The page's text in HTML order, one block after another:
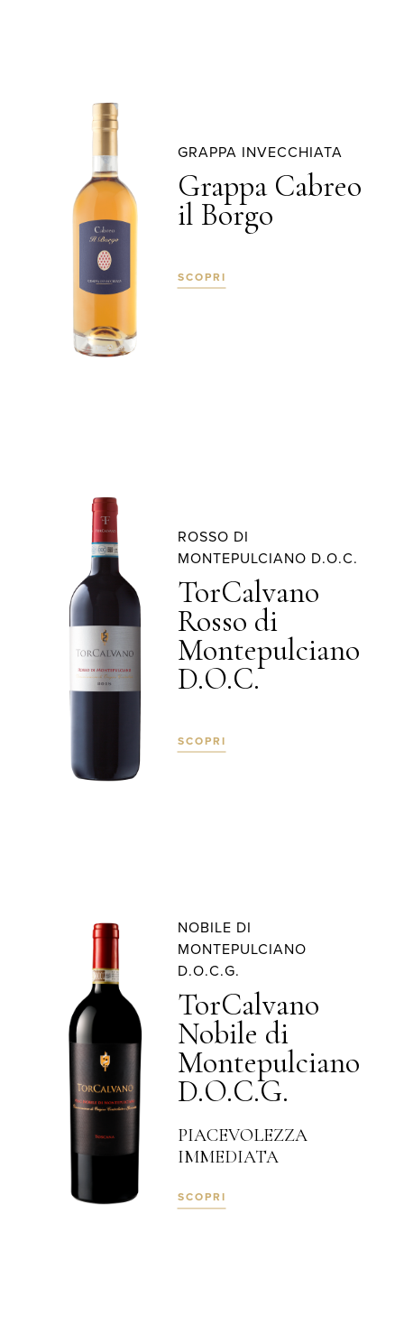
GRAPPA INVECCHIATA
Grappa Cabreo
il Borgo
SCOPRI
ROSSO DI
MONTEPULCIANO D.O.C.
TorCalvano
Rosso di
Montepulciano
D.O.C.
SCOPRI
NOBILE DI
MONTEPULCIANO
D.O.C.G.
TorCalvano
Nobile di
Montepulciano
D.O.C.G.
PIACEVOLEZZA
IMMEDIATA
SCOPRI